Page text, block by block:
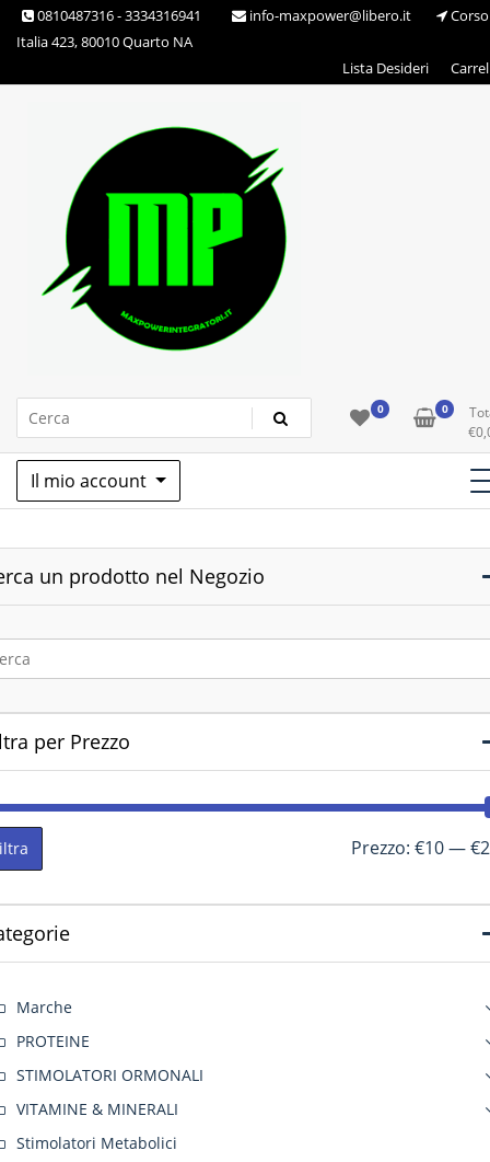
Skip 0810487316 - 3334316941 info-maxpower@libero.it
Corso
Italia 423, 80010 Quarto NA
Lista Desideri
Max Power Integratori 0 0
€
Il mio account
un prodotto nel Negozio
per Prezzo
Prezzo: €10—
Marche
PROTEINE
STIMOLATORI ORMONALI
VITAMINE & MINERALI
Stimolatori Metabolici